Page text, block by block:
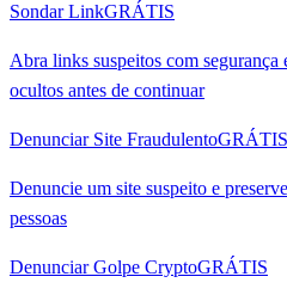
Sondar LinkGRÁTIS
Abra links suspeitos com segurança
ocultos antes de continuar
Denunciar Site FraudulentoGRÁTIS
Denuncie um site suspeito e
pessoas
Denunciar Golpe CryptoGRÁTIS